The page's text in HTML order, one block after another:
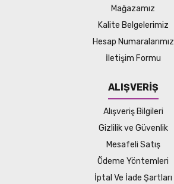
Mağazamız
Kalite Belgelerimiz
Hesap Numaralarımız
İletişim Formu
ALIŞVERİŞ
Alışveriş Bilgileri
Gizlilik ve Güvenlik
Mesafeli Satış
Ödeme Yöntemleri
İptal Ve İade Şartları